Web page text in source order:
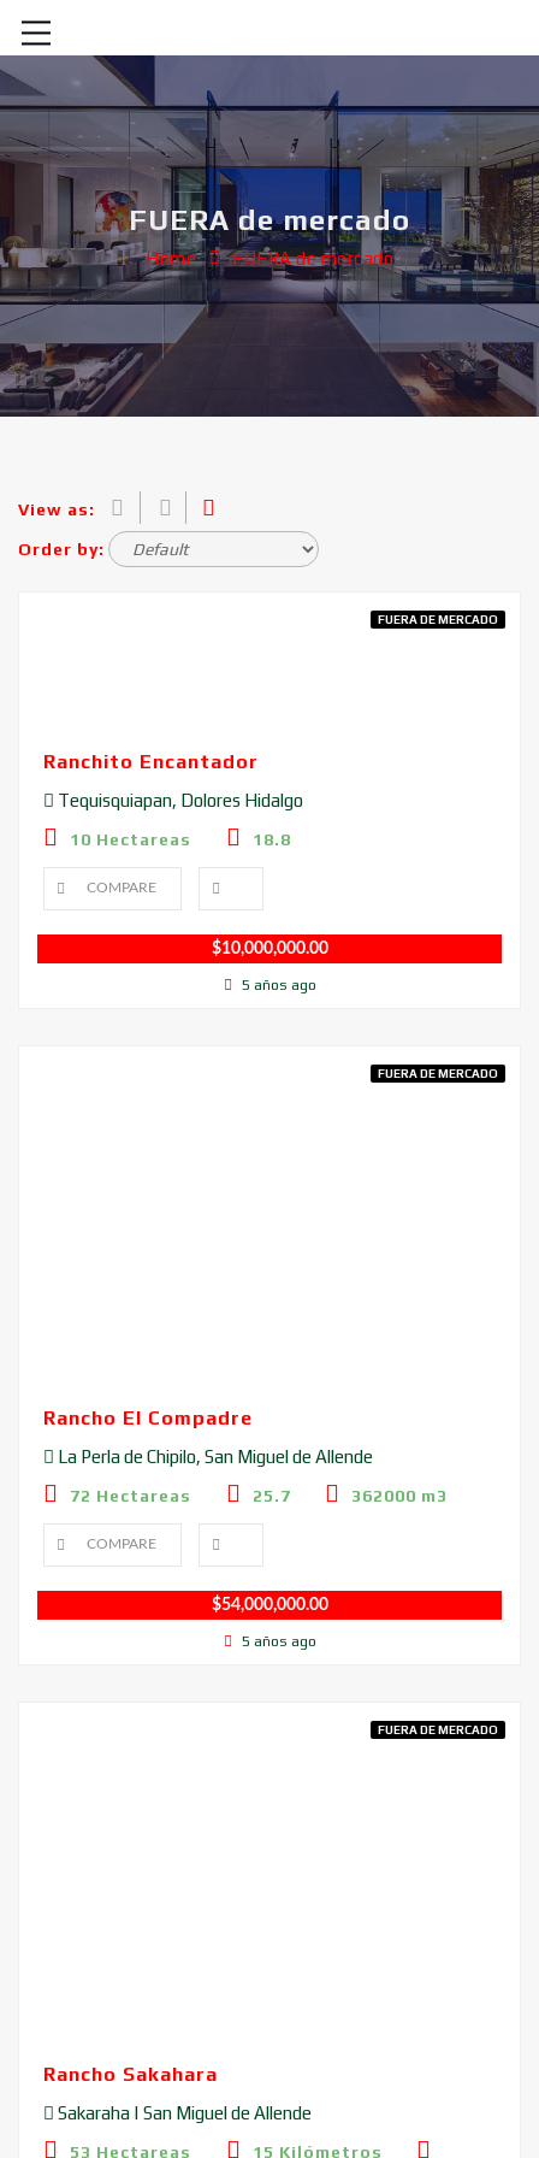
FUERA de mercado
Home FUERA de mercado
View as:
Order by:
FUERA DE MERCADO
Ranchito Encantador
Tequisquiapan, Dolores Hidalgo
10 Hectareas 18.8
COMPARE
$10,000,000.00
5 años ago
FUERA DE MERCADO
Rancho El Compadre
La Perla de Chipilo, San Miguel de Allende
72 Hectareas 25.7 362000 m3
COMPARE
$54,000,000.00
5 años ago
FUERA DE MERCADO
Rancho Sakahara
Sakaraha | San Miguel de Allende
53 Hectareas 15 Kilómetros